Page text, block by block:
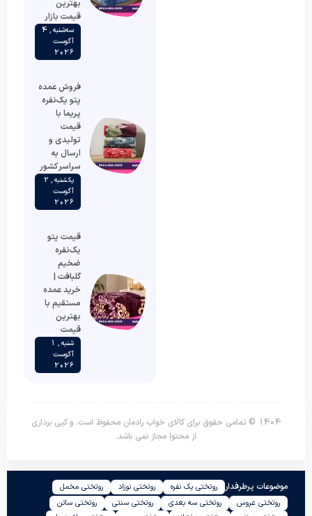
بهترین
قیمت بازار
سه‌شنبه , 4
آگوست
2026
فروش عمده
پتو یک‌نفره
پریما با
قیمت
تولیدی و
ارسال به
سراسر کشور
یکشنبه , 2
آگوست
2026
قیمت پتو
یک‌نفره
ضخیم
گلبافت |
خرید عمده
مستقیم با
بهترین
قیمت
شنبه , 1
آگوست
2026
1404 © تمامی حقوق برای کالای خواب رادمان محفوظ است. و کپی برداری
از محتوا مجاز نمی باشد.
موضوعات پرطرفدار روتختی یک نفره روتختی نوزاد
روتختی مخمل
روتختی عروس
روتختی سه بعدی روتختی سنتی
روتختی ساتن